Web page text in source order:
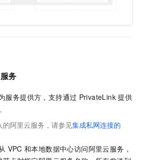
务
服务提供方，支持通过 PrivateLink 提供
的阿里云服务，请参见集成私网连接的
VPC 和本地数据中心访问阿里云服务，